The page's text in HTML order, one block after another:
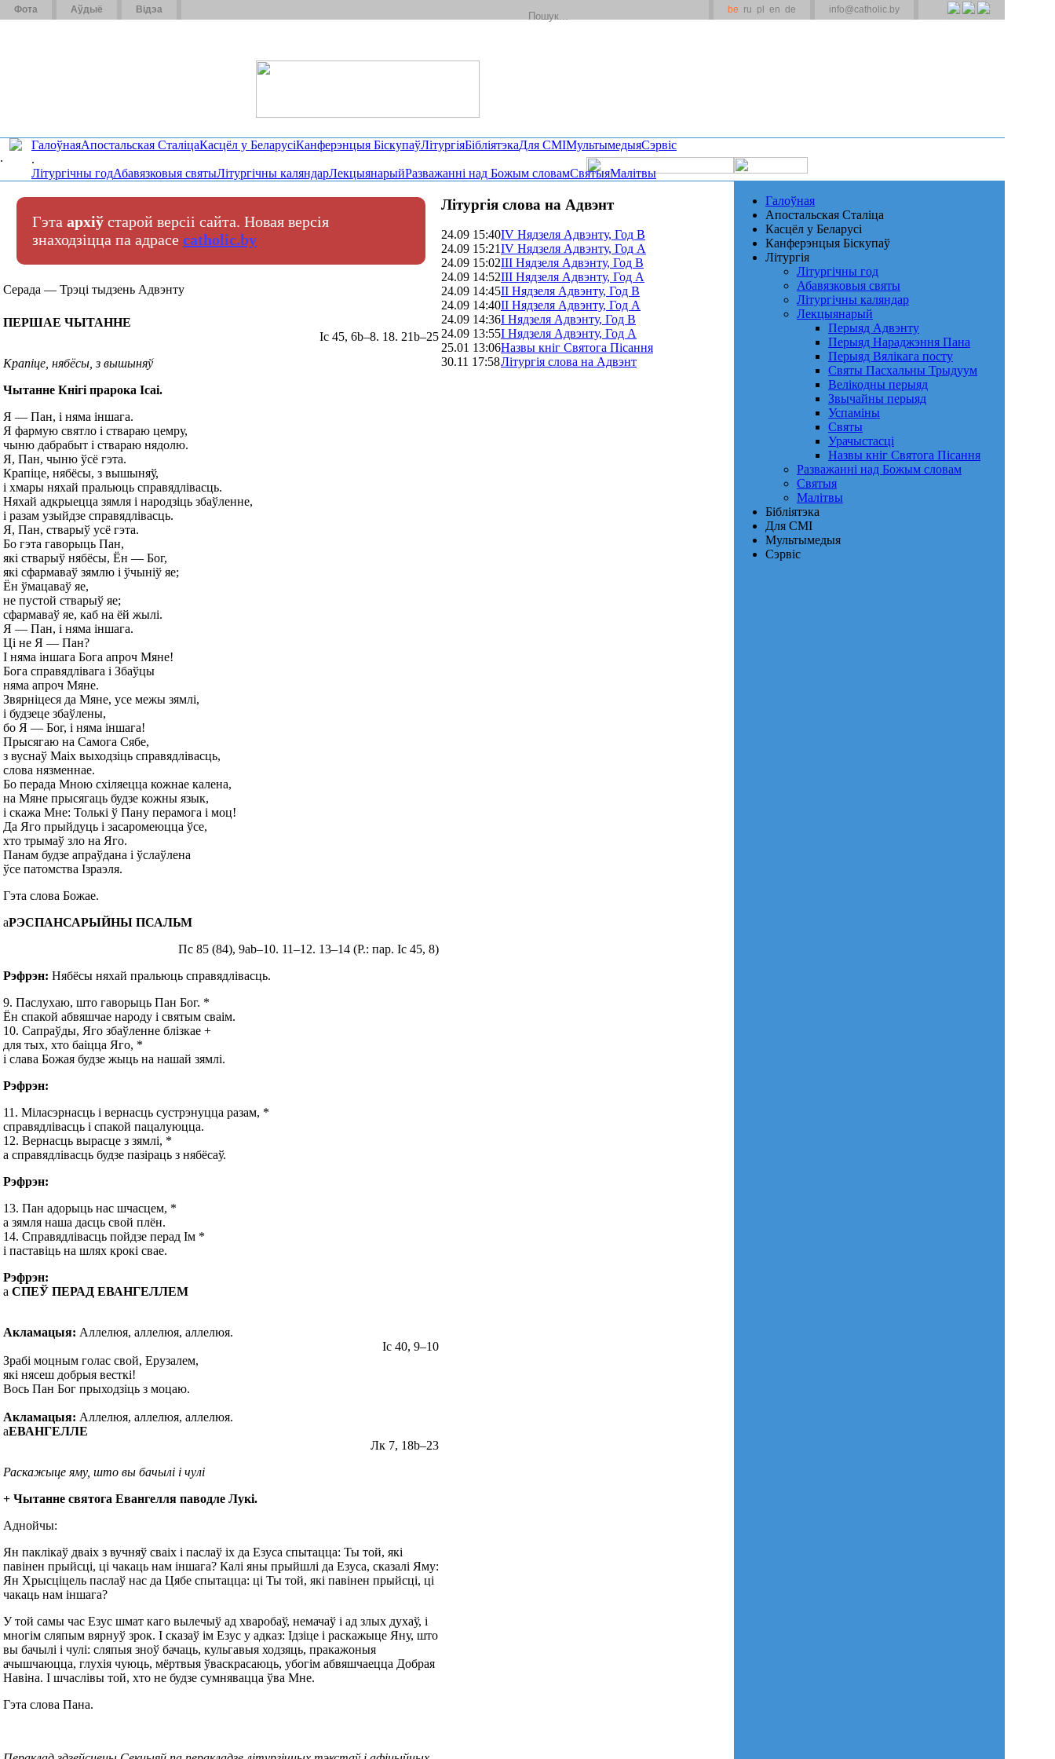
Фота Аўдыё Відэа be ru pl en de info@catholic.by
.
ГалоўнаяАпостальская СталіцаКасцёл у БеларусіКанферэнцыя БіскупаўЛітургіяБібліятэкаДля СМІМультымедыяСэрвіс
.
Літургічны годАбавязковыя святыЛітургічны каляндарЛекцыянарыйРазважанні над Божым словамСвятыяМалітвы
Гэта архіў старой версіі сайта. Новая версія
знаходзіцца па адрасе catholic.by
Серада — Трэці тыдзень Адвэнту
ПЕРШАЕ ЧЫТАННЕ
Іс 45, 6b–8. 18. 21b–25
Крапіце, нябёсы, з вышыняў
Чытанне Кнігі прарока Ісаі.
Я — Пан, і няма іншага.
Я фармую святло і ствараю цемру,
чыню дабрабыт і ствараю нядолю.
Я, Пан, чыню ўсё гэта.
Крапіце, нябёсы, з вышыняў,
і хмары няхай пральюць справядлівасць.
Няхай адкрыецца зямля і народзіць збаўленне,
і разам узыйдзе справядлівасць.
Я, Пан, стварыў усё гэта.
Бо гэта гаворыць Пан,
які стварыў нябёсы, Ён — Бог,
які сфармаваў зямлю і ўчыніў яе;
Ён ўмацаваў яе,
не пустой стварыў яе;
сфармаваў яе, каб на ёй жылі.
Я — Пан, і няма іншага.
Ці не Я — Пан?
І няма іншага Бога апроч Мяне!
Бога справядлівага і Збаўцы
няма апроч Мяне.
Звярніцеся да Мяне, усе межы зямлі,
і будзеце збаўлены,
бо Я — Бог, і няма іншага!
Прысягаю на Самога Сябе,
з вуснаў Маіх выходзіць справядлівасць,
слова нязменнае.
Бо перада Мною схіляецца кожнае калена,
на Мяне прысягаць будзе кожны язык,
і скажа Мне: Толькі ў Пану перамога і моц!
Да Яго прыйдуць і засаромеюцца ўсе,
хто трымаў зло на Яго.
Панам будзе апраўдана і ўслаўлена
ўсе патомства Ізраэля.
Гэта слова Божае.
аРЭСПАНСАРЫЙНЫ ПСАЛЬМ
Пс 85 (84), 9аb–10. 11–12. 13–14 (Р.: пар. Іс 45, 8)
Рэфрэн: Нябёсы няхай пральюць справядлівасць.
9. Паслухаю, што гаворыць Пан Бог. *
Ён спакой абвяшчае народу і святым сваім.
10. Сапраўды, Яго збаўленне блізкае +
для тых, хто баіцца Яго, *
і слава Божая будзе жыць на нашай зямлі.
Рэфрэн:
11. Міласэрнасць і вернасць сустрэнуцца разам, *
справядлівасць і спакой пацалуюцца.
12. Вернасць вырасце з зямлі, *
а справядлівасць будзе пазіраць з нябёсаў.
Рэфрэн:
13. Пан адорыць нас шчасцем, *
а зямля наша дасць свой плён.
14. Справядлівасць пойдзе перад Ім *
і паставіць на шлях крокі свае.
Рэфрэн:
а СПЕЎ ПЕРАД ЕВАНГЕЛЛЕМ
Акламацыя: Аллелюя, аллелюя, аллелюя.
Іс 40, 9–10
Зрабі моцным голас свой, Ерузалем,
які нясеш добрыя весткі!
Вось Пан Бог прыходзіць з моцаю.
Акламацыя: Аллелюя, аллелюя, аллелюя.
аЕВАНГЕЛЛЕ
Лк 7, 18b–23
Раскажыце яму, што вы бачылі і чулі
+ Чытанне святога Евангелля паводле Лукі.
Аднойчы:
Ян паклікаў дваіх з вучняў сваіх і паслаў іх да Езуса спытацца: Ты той, які
павінен прыйсці, ці чакаць нам іншага? Калі яны прыйшлі да Езуса, сказалі Яму:
Ян Хрысціцель паслаў нас да Цябе спытацца: ці Ты той, які павінен прыйсці, ці
чакаць нам іншага?
У той самы час Езус шмат каго вылечыў ад хваробаў, немачаў і ад злых духаў, і
многім сляпым вярнуў зрок. І сказаў ім Езус у адказ: Ідзіце і раскажыце Яну, што
вы бачылі і чулі: сляпыя зноў бачаць, кульгавыя ходзяць, пракажоныя
ачышчаюцца, глухія чуюць, мёртвыя ўваскрасаюць, убогім абвяшчаецца Добрая
Навіна. І шчаслівы той, хто не будзе сумнявацца ўва Мне.
Гэта слова Пана.
Літургія слова на Адвэнт
24.09 15:40IV Нядзеля Адвэнту, Год B
24.09 15:21ІV Нядзеля Адвэнту, Год A
24.09 15:02ІІI Нядзеля Адвэнту, Год B
24.09 14:52ІІI Нядзеля Адвэнту, Год A
24.09 14:45II Нядзеля Адвэнту, Год B
24.09 14:40ІI Нядзеля Адвэнту, Год A
24.09 14:36І Нядзеля Адвэнту, Год В
24.09 13:55І Нядзеля Адвэнту, Год A
25.01 13:06Назвы кніг Святога Пісання
30.11 17:58Літургія слова на Адвэнт
Галоўная
Апостальская Сталіца
Касцёл у Беларусі
Канферэнцыя Біскупаў
Літургія
Літургічны год
Абавязковыя святы
Літургічны каляндар
Лекцыянарый
Перыяд Адвэнту
Перыяд Нараджэння Пана
Перыяд Вялікага посту
Святы Пасхальны Трыдуум
Велікодны перыяд
Звычайны перыяд
Успаміны
Святы
Урачыстасці
Назвы кніг Святога Пісання
Разважанні над Божым словам
Святыя
Малітвы
Бібліятэка
Для СМІ
Мультымедыя
Сэрвіс